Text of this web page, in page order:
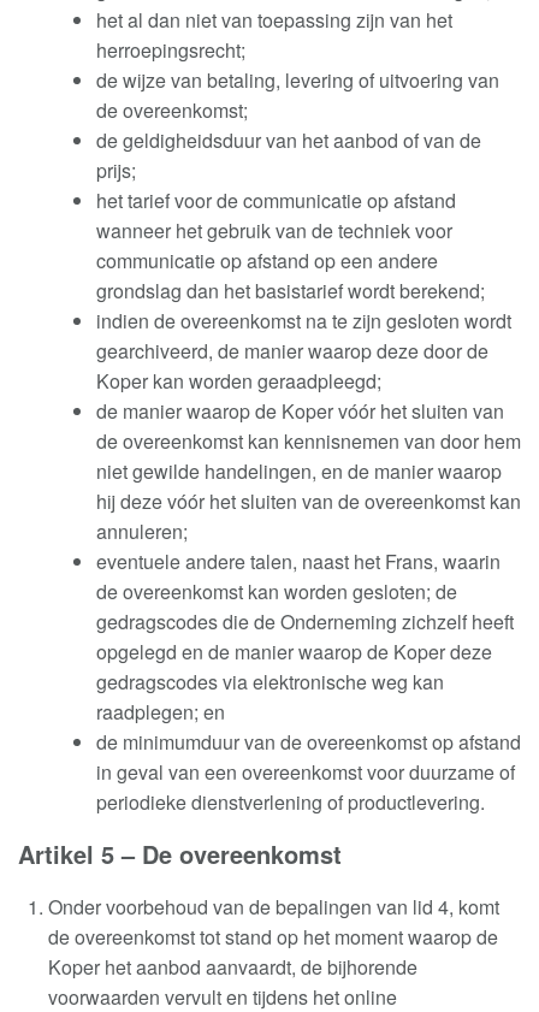
het al dan niet van toepassing zijn van het
herroepingsrecht;
de wijze van betaling, levering of uitvoering van
de overeenkomst;
de geldigheidsduur van het aanbod of van de
prijs;
het tarief voor de communicatie op afstand
wanneer het gebruik van de techniek voor
communicatie op afstand op een andere
grondslag dan het basistarief wordt berekend;
indien de overeenkomst na te zijn gesloten wordt
gearchiveerd, de manier waarop deze door de
Koper kan worden geraadpleegd;
de manier waarop de Koper vóór het sluiten van
de overeenkomst kan kennisnemen van door hem
niet gewilde handelingen, en de manier waarop
hij deze vóór het sluiten van de overeenkomst kan
annuleren;
eventuele andere talen, naast het Frans, waarin
de overeenkomst kan worden gesloten; de
gedragscodes die de Onderneming zichzelf heeft
opgelegd en de manier waarop de Koper deze
gedragscodes via elektronische weg kan
raadplegen; en
de minimumduur van de overeenkomst op afstand
in geval van een overeenkomst voor duurzame of
periodieke dienstverlening of productlevering.
Artikel 5 – Deovereenkomst
Onder voorbehoud van de bepalingen van lid 4, komt
de overeenkomst tot stand op het moment waarop de
Koper het aanbod aanvaardt, de bijhorende
voorwaarden vervult en tijdens het online